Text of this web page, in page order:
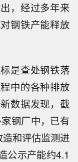
，经过多年来
钢铁产能释放
是查处钢铁落
中的各种排放
数据发现，截
钢厂中，已有
和评估监测进
公示产能约4.1